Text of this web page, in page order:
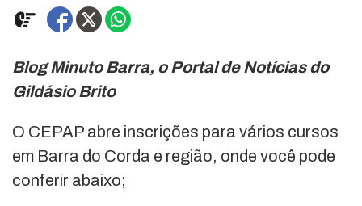
Blog Minuto Barra, o Portal de Notícias do
Gildásio Brito
O CEPAP abre inscrições para vários cursos
em Barra do Corda e região, onde você pode
conferir abaixo;